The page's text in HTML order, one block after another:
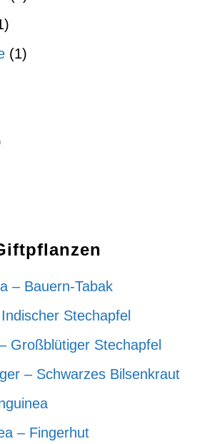
(1)
– Bauern-Tabak
Stechapfel
Großblütiger Stechapfel
– Schwarzes Bilsenkraut
– Fingerhut